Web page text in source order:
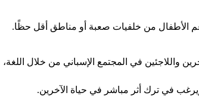
الأطفال من خلفيات صعبة أو مناطق أقل حظًا.
واللاجئين في المجتمع الإسباني من خلال اللغة،
في ترك أثر مباشر في حياة الآخرين.